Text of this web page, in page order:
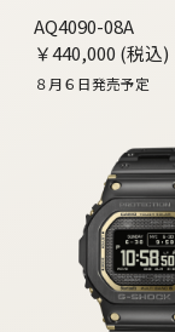
AQ4090-08A
￥440,000 (税込)
８月６日発売予定